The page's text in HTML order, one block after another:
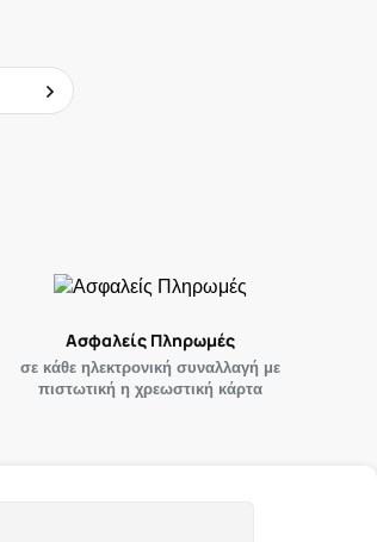
Ασφαλείς Πληρωμές
σε κάθε ηλεκτρονική συναλλαγή με
πιστωτική η χρεωστική κάρτα